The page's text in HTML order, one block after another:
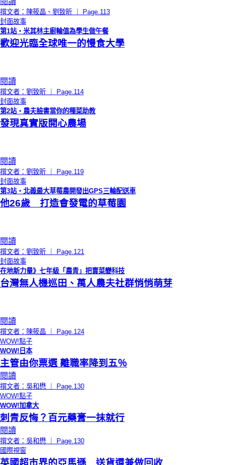
撰文者：陳筱晶、劉致昕 ｜ Page.113
封面故事
第1站‧米其林主廚輪值為學生做午餐
歡迎光臨全球唯一的慢食大學
閱讀
撰文者：劉致昕 ｜ Page.114
封面故事
第2站‧農夫臉書當你的種菜助教
發現真實版開心農場
閱讀
撰文者：劉致昕 ｜ Page.119
封面故事
第3站‧北義最大草莓農開發出GPS三輪配送車
他26歲 打造會發電的草莓園
閱讀
撰文者：劉致昕 ｜ Page.121
封面故事
在地新力量》七年級「農青」把賣菜變科技
台灣無人機巡田、萬人農夫社群悄悄萌芽
閱讀
撰文者：陳筱晶 ｜ Page.124
WOW!點子
WOW!日本
主管由你票選 離職率降到五％
閱讀
撰文者：吳和懋 ｜ Page.130
WOW!點子
WOW!加拿大
刺青反悔？百元藥膏一抹就行
閱讀
撰文者：吳和懋 ｜ Page.130
國際視窗
英國超市界的亞馬遜 送貨還兼做回收